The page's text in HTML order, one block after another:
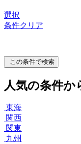
選択
条件クリア
この条件で検索
人気の条件か
東海
関西
関東
九州